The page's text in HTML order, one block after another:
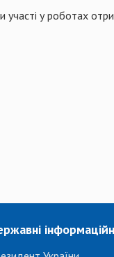
участі у роботах